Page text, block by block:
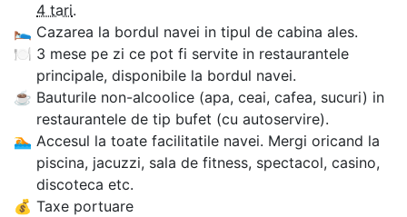
4 tari.
🛌 Cazarea la bordul navei in tipul de cabina ales.
🍽 3 mese pe zi ce pot fi servite in restaurantele
principale, disponibile la bordul navei.
☕ Bauturile non-alcoolice (apa, ceai, cafea, sucuri) in
restaurantele de tip bufet (cu autoservire).
🏊‍ Accesul la toate facilitatile navei. Mergi oricand la
piscina, jacuzzi, sala de fitness, spectacol, casino,
discoteca etc.
💰 Taxe portuare